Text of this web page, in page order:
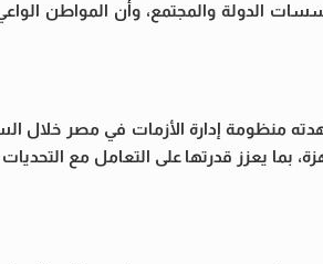
الدولة والمجتمع، وأن المواطن
منظومة إدارة الأزمات في مصر خلال
يعزز قدرتها على التعامل مع التحديات